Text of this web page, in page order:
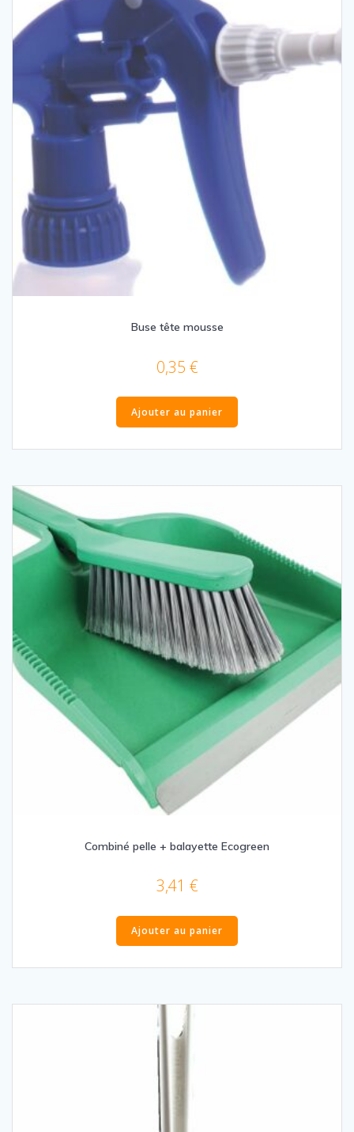
Buse tête mousse
0,35 €
Ajouter au panier
Combiné pelle + balayette Ecogreen
3,41 €
Ajouter au panier